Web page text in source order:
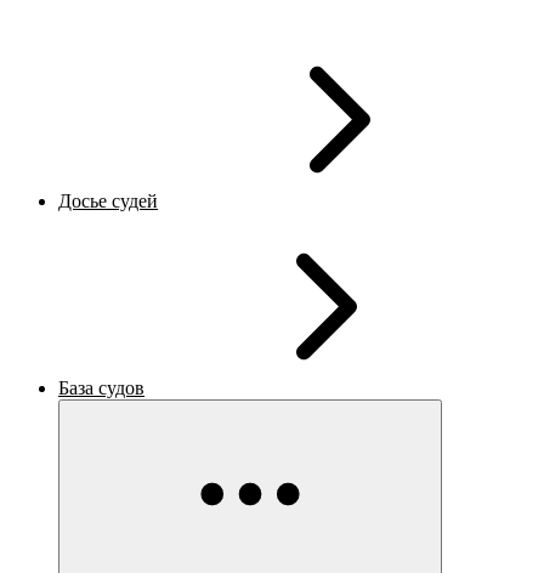
Досье судей
База судов